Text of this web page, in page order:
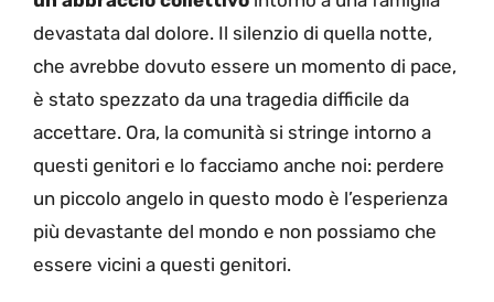
devastata dal dolore. Il silenzio di quella notte,
che avrebbe dovuto essere un momento di pace,
è stato spezzato da una tragedia difficile da
accettare. Ora, la comunità si stringe intorno a
questi genitori e lo facciamo anche noi: perdere
un piccolo angelo in questo modo è l’esperienza
più devastante del mondo e non possiamo che
essere vicini a questi genitori.